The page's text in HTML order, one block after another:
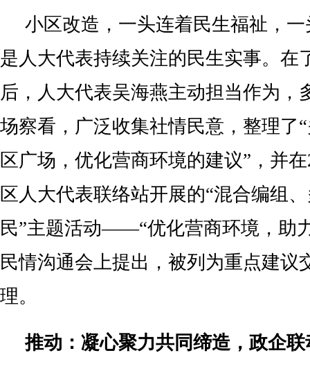
小区改造，一头连着民生福祉，
是人大代表持续关注的民生实事。在
后，人大代表吴海燕主动担当作为，
场察看，广泛收集社情民意，整理了
区广场，优化营商环境的建议”，并
区人大代表联络站开展的“混合编组
民”主题活动——“优化营商环境，助
民情沟通会上提出，被列为重点建议
理。
推动：凝心聚力共同缔造，政企